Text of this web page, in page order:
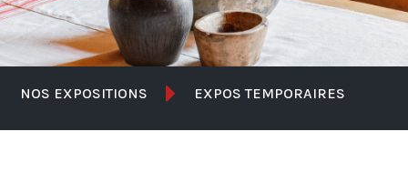
NOS EXPOSITIONS  EXPOS TEMPORAIRES